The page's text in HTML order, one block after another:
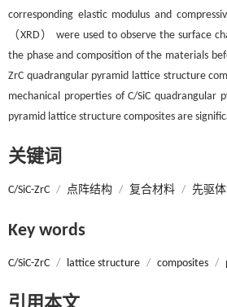
corresponding elastic modulus and
（XRD） were used to observe the surface
the phase and composition of the materials
ZrC quadrangular pyramid lattice structure
mechanical properties of C/SiC
pyramid lattice structure composites are
关键词
C/SiC-ZrC / 点阵结构 / 复合材料 / 先驱
Key words
C/SiC-ZrC / lattice structure / composites /